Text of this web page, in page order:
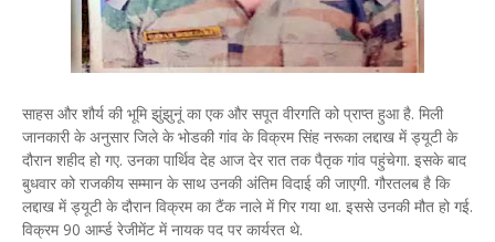
साहस और शौर्य की भूमि झुंझुनूं का एक और सपूत वीरगति को प्राप्त हुआ है. मिली
जानकारी के अनुसार जिले के भोडकी गांव के विक्रम सिंह नरूका लद्दाख में ड्यूटी के
दौरान शहीद हो गए. उनका पार्थिव देह आज देर रात तक पैतृक गांव पहुंचेगा. इसके बाद
बुधवार को राजकीय सम्मान के साथ उनकी अंतिम विदाई की जाएगी. गौरतलब है कि
लद्दाख में ड्यूटी के दौरान विक्रम का टैंक नाले में गिर गया था. इससे उनकी मौत हो गई.
विक्रम 90 आर्म्ड रेजीमेंट में नायक पद पर कार्यरत थे.